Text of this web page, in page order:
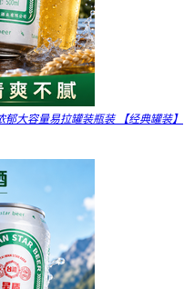
大容量易拉罐装瓶装 【经典罐装】